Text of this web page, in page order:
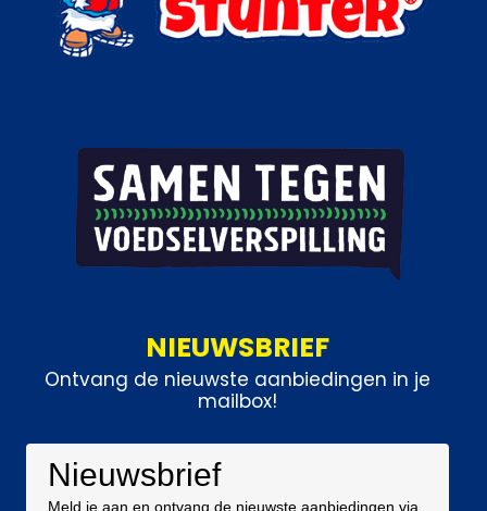
NIEUWSBRIEF
Ontvang de nieuwste aanbiedingen in je
mailbox!
Nieuwsbrief
Meld je aan en ontvang de nieuwste aanbiedingen via